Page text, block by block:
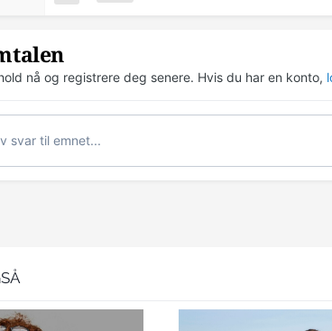
nå og registrere deg senere. Hvis du har en konto,
svar til emnet...